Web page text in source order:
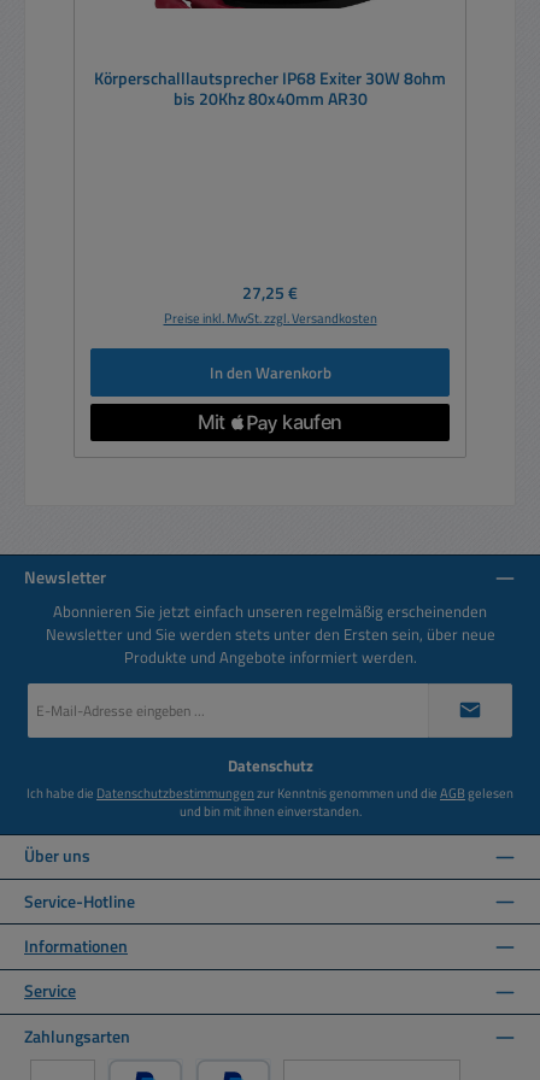
Körperschalllautsprecher IP68 Exiter 30W 8ohm
bis 20Khz 80x40mm AR30
Regulärer Preis:
27,25 €
Preise inkl. MwSt. zzgl. Versandkosten
In den Warenkorb
Newsletter
Abonnieren Sie jetzt einfach unseren regelmäßig erscheinenden
Newsletter und Sie werden stets unter den Ersten sein, über neue
Produkte und Angebote informiert werden.
Mail-
Datenschutz
Ich habe die Datenschutzbestimmungenzur Kenntnis genommen und dieAGBgelesen
und bin mit ihnen einverstanden.
Über uns
Service-Hotline
Informationen
Service
Zahlungsarten